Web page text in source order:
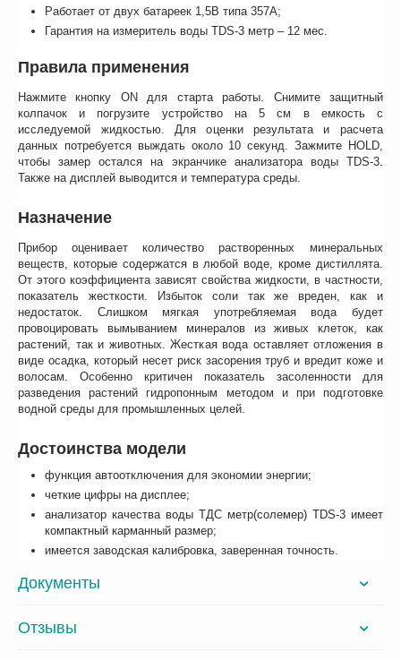
Работает от двух батареек 1,5В типа 357А;
Гарантия на измеритель воды TDS-3 метр – 12 мес.
Правила применения
Нажмите кнопку ON для старта работы. Снимите защитный
колпачок и погрузите устройство на 5 см в емкость с
исследуемой жидкостью. Для оценки результата и расчета
данных потребуется выждать около 10 секунд. Зажмите HOLD,
чтобы замер остался на экранчике анализатора воды TDS-3.
Также на дисплей выводится и температура среды.
Назначение
Прибор оценивает количество растворенных минеральных
веществ, которые содержатся в любой воде, кроме дистиллята.
От этого коэффициента зависят свойства жидкости, в частности,
показатель жесткости. Избыток соли так же вреден, как и
недостаток. Слишком мягкая употребляемая вода будет
провоцировать вымыванием минералов из живых клеток, как
растений, так и животных. Жесткая вода оставляет отложения в
виде осадка, который несет риск засорения труб и вредит коже и
волосам. Особенно критичен показатель засоленности для
разведения растений гидропонным методом и при подготовке
водной среды для промышленных целей.
Достоинства модели
функция автоотключения для экономии энергии;
четкие цифры на дисплее;
анализатор качества воды ТДС метр(солемер) TDS-3 имеет
компактный карманный размер;
имеется заводская калибровка, заверенная точность.
Документы
Отзывы